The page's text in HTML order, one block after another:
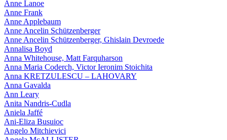
Anne Lanoe
Anne Frank
Anne Applebaum
Anne Ancelin Schützenberger
Anne Ancelin Schützenberger, Ghislain Devroede
Annalisa Boyd
Anna Whitehouse, Matt Farquharson
Anna Maria Coderch, Victor Ieronim Stoichita
Anna KRETZULESCU – LAHOVARY
Anna Gavalda
Ann Leary
Anita Nandris-Cudla
Aniela Jaffé
Ani-Eliza Busuioc
Angelo Mitchievici